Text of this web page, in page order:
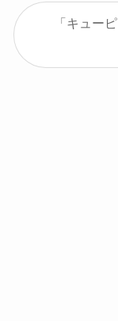
「キュー